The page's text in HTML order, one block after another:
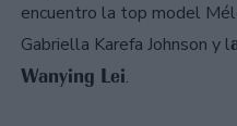
encuentro la top model
Gabriella Karefa Johnson y l
Wanying Lei.